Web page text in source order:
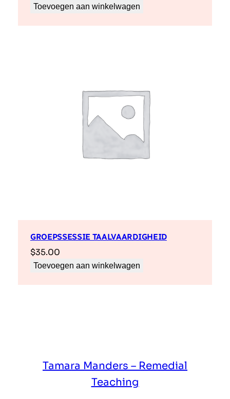
Toevoegen aan winkelwagen
GROEPSSESSIE TAALVAARDIGHEID
$35.00
Toevoegen aan winkelwagen
Tamara Manders – Remedial
Teaching